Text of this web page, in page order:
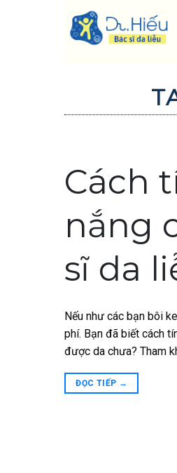
Cách
nắng
sĩ da
Nếu như các bạn bôi
phí. Bạn đã biết cách
được da chưa? Tham
ĐỌC TIẾP →